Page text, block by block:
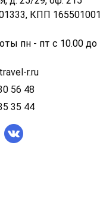
КПП 165501001
пн - пт с 10.00 до
r.ru
56 48
35 44